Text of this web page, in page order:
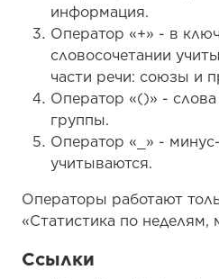
информация.
Оператор «+» - в
словосочетании
части речи: союзы и
Оператор «()» -
группы.
Оператор «_» -
учитываются.
Операторы работают
«Статистика по неделям,
Ссылки